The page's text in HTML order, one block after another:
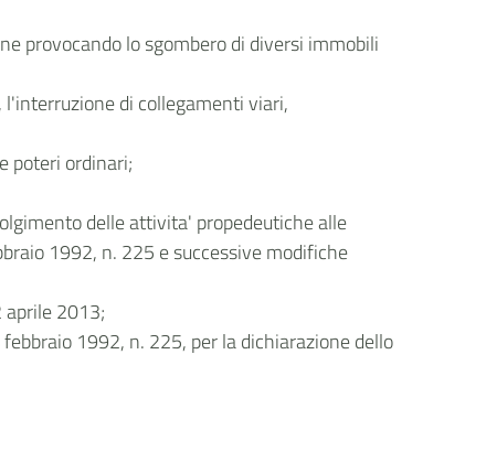
provocando lo sgombero di diversi immobili
di collegamenti viari,
poteri ordinari;
delle attivita' propedeutiche alle
1992, n. 225 e successive modifiche
2013;
1992, n. 225, per la dichiarazione dello